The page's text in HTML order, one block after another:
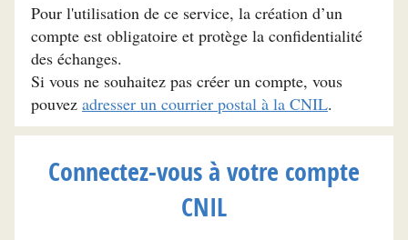
Pour l'utilisation de ce service, la création d’un
compte est obligatoire et protège la confidentialité
des échanges.
Si vous ne souhaitez pas créer un compte, vous
pouvez adresser un courrier postal à la CNIL.
Connectez-vous à votre compte
CNIL